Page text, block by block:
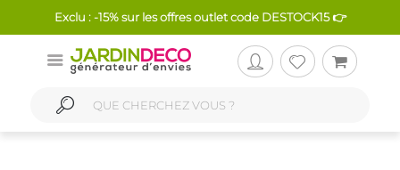
Exclu : -15% sur les offres outlet code DESTOCK15 👉